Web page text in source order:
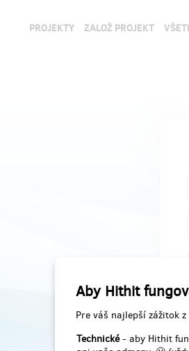
Aby Hithit
Pre váš najlepší zážitok
Technické- aby Hithit
PROJEKTY ZALOŽ PROJEKT